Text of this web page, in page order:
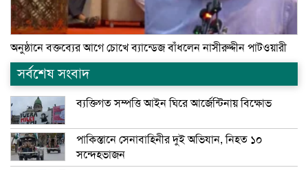
অনুষ্ঠানে বক্তব্যের আগে চোখে ব্যান্ডেজ বাঁধলেন নাসীরুদ্দীন পাটওয়ারী
সর্বশেষ সংবাদ
ব্যক্তিগত সম্পত্তি আইন ঘিরে আর্জেন্টিনায় বিক্ষোভ
পাকিস্তানে সেনাবাহিনীর দুই অভিযান, নিহত ১০
সন্দেহভাজন